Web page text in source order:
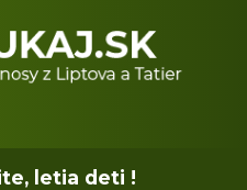
letia deti !